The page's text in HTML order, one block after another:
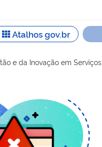
de navegação
e da Inovação em Serviços